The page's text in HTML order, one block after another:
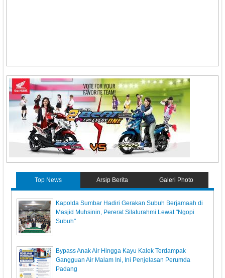
Top News Arsip Berita Galeri Photo
Kapolda Sumbar Hadiri Gerakan Subuh Berjamaah di
Masjid Muhsinin, Pererat Silaturahmi Lewat "Ngopi
Subuh"
Bypass Anak Air Hingga Kayu Kalek Terdampak
Gangguan Air Malam Ini, Ini Penjelasan Perumda
Padang